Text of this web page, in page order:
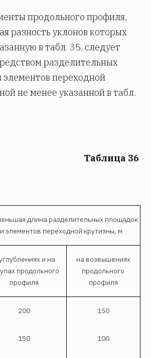
продольного профиля,
разность уклонов которых
в табл. 35, следует
разделительных
переходной
не менее указанной в табл.
Таблица 36
длина разделительных площадок
и элементов переходной крутизны, м
и на
продольного
профиля
на возвышениях
продольного
профиля
200 150
150 100